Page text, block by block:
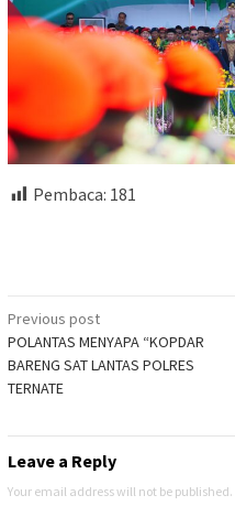
Pembaca: 181
Post
navigation
Previous post
POLANTAS MENYAPA “KOPDAR
BARENG SAT LANTAS POLRES
TERNATE
Leave a Reply
Your email address will not be published.